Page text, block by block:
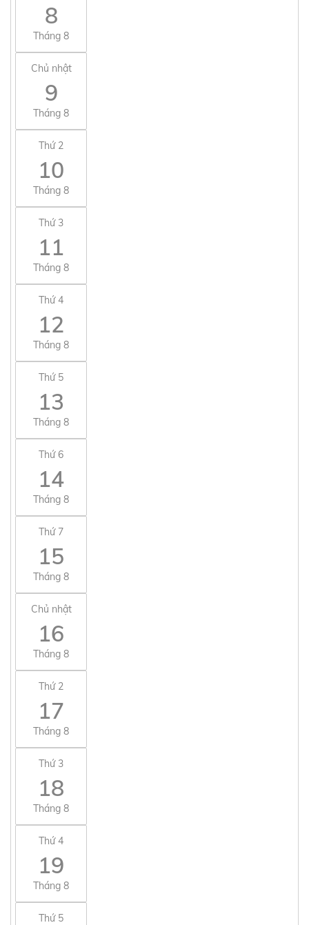
8
Tháng 8
Chủ nhật
9
Tháng 8
Thứ 2
10
Tháng 8
Thứ 3
11
Tháng 8
Thứ 4
12
Tháng 8
Thứ 5
13
Tháng 8
Thứ 6
14
Tháng 8
Thứ 7
15
Tháng 8
Chủ nhật
16
Tháng 8
Thứ 2
17
Tháng 8
Thứ 3
18
Tháng 8
Thứ 4
19
Tháng 8
Thứ 5